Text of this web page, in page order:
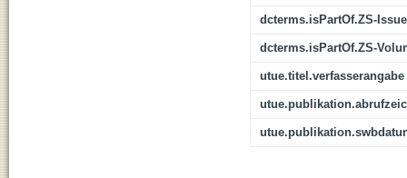
dcterms.isPartOf.ZS-Issue
dcterms.isPartOf.ZS-
utue.titel.verfasserangabe